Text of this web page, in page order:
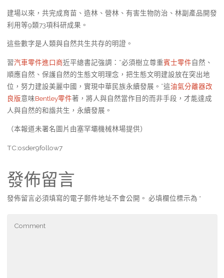
建場以來，共完成育苗、造林、營林、有害生物防治、林副產品開發
利用等9類73項科研成果。
這些數字是人類與自然共生共存的明證。
習汽車零件進口商近平總書記強調：“必須樹立尊重賓士零件自然、
順應自然、保護自然的生態文明理念，把生態文明建設放在突出地
位，努力建設美麗中國，實現中華民族永續發展。”這油氣分離器改
良版意味Bentley零件著，將人與自然當作目的而非手段，才能達成
人與自然的和諧共生，永續發展。
（本報道未署名圖片由塞罕壩機械林場提供）
TC:osder9follow7
發佈留言
發佈留言必須填寫的電子郵件地址不會公開。 必填欄位標示為 *